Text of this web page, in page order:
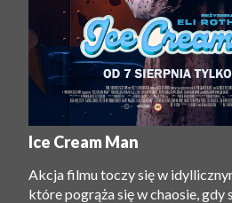
Ice Cream Man
Akcja filmu toczy się w
które pogrąża się w chaosie,